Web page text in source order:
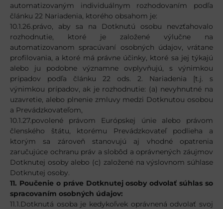
automatizovaným individuálnym rozhodovaním podľa
článku 22 Nariadenia, ktorého obsahom je:
10.1.26.právo, aby sa na Dotknutú osobu nevzťahovalo
rozhodnutie, ktoré je založené výlučne na
automatizovanom spracúvaní osobných údajov, vrátane
profilovania, a ktoré má právne účinky, ktoré sa jej týkajú
alebo ju podobne významne ovplyvňujú, s výnimkou
prípadov podľa článku 22 ods. 2. Nariadenia [t.j. s
výnimkou prípadov, ak je rozhodnutie: (a) nevyhnutné na
uzavretie, alebo plnenie zmluvy medzi Dotknutou osobou
a Prevádzkovateľom,
10.1.27.povolené právom Európskej únie alebo právom
členského štátu, ktorému Prevádzkovateľ podlieha a
ktorým sa zároveň stanovujú aj vhodné opatrenia
zaručujúce ochranu práv a slobôd a oprávnených záujmov
Dotknutej osoby alebo (c) založené na výslovnom súhlase
Dotknutej osoby.
11. Poučenie o práve Dotknutej osoby odvolať súhlas so
spracovaním osobných údajov:
11.1.Dotknutá osoba je kedykoľvek oprávnená odvolať svoj